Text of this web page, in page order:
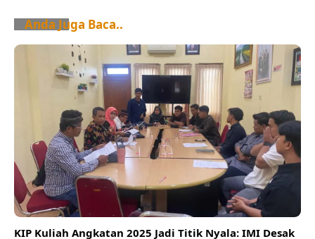
Anda Juga Baca..
KIP Kuliah Angkatan 2025 Jadi Titik Nyala: IMI Desak